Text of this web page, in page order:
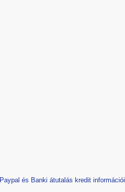
Paypal és Banki átutalás kredit információi